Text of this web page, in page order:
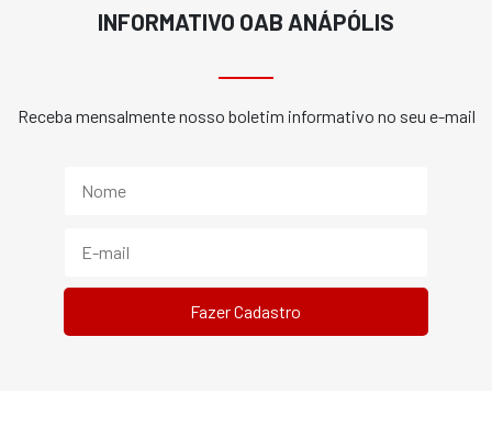
INFORMATIVO OAB ANÁPÓLIS
Receba mensalmente nosso boletim informativo no seu e-mail